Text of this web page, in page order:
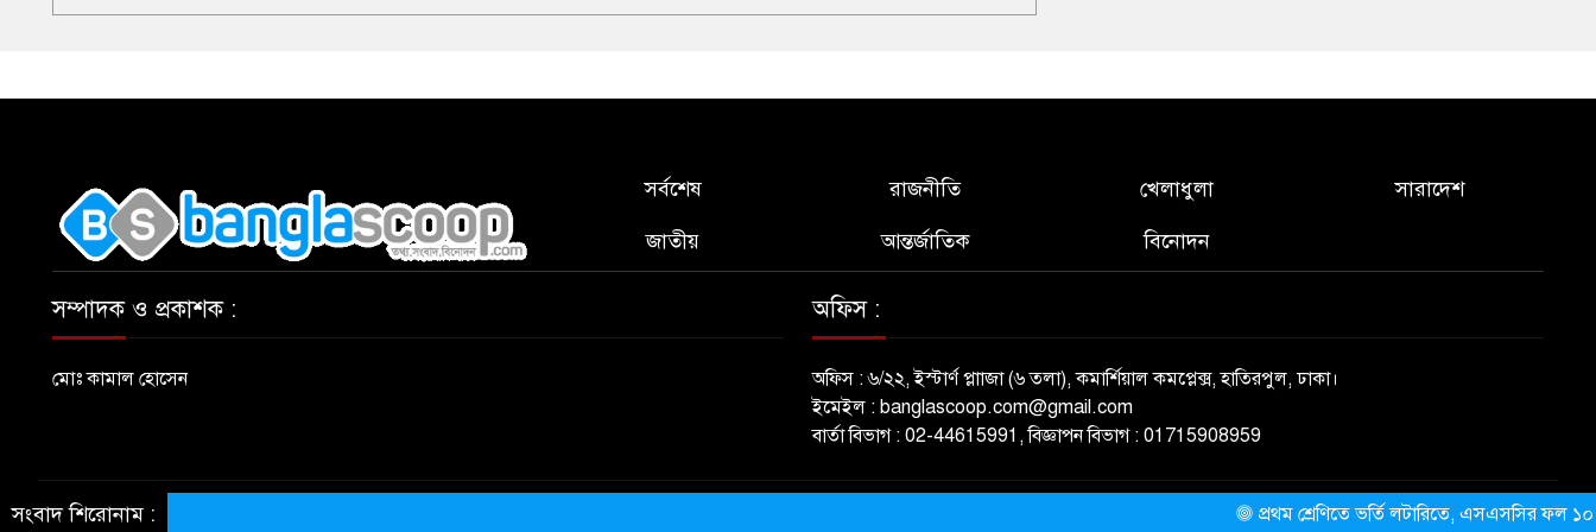
সর্বশেষ
জাতীয়
রাজনীতি
আন্তর্জাতিক
খেলাধুলা
বিনোদন
সারাদেশ
সম্পাদক ও প্রকাশক :
মোঃ কামাল হোসেন
অফিস :
অফিস : ৬/২২, ইস্টার্ণ প্লাাজা (৬ তলা), কমার্শিয়াল কমপ্লেক্স, হাতিরপুল, ঢাকা।
ইমেইল : banglascoop.com@gmail.com
বার্তা বিভাগ : 02-44615991, বিজ্ঞাপন বিভাগ : 01715908959
© All rights reserved © BanglaScoop NewsScript Developed BYThemesBazar.com
সংবাদ শিরোনাম : প্রথম শ্রেণিতে ভর্তি লটারিতে, এসএসসির ফল ১০ আগস্ট